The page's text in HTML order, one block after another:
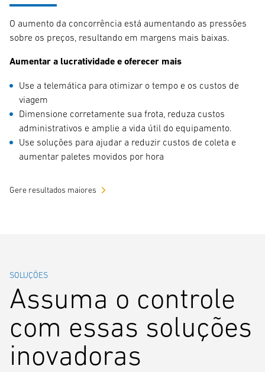
O aumento da concorrência está aumentando as pressões
sobre os preços, resultando em margens mais baixas.
Aumentar a lucratividade e oferecer mais
Use a telemática para otimizar o tempo e os custos de
viagem
Dimensione corretamente sua frota, reduza custos
administrativos e amplie a vida útil do equipamento.
Use soluções para ajudar a reduzir custos de coleta e
aumentar paletes movidos por hora
Gere resultados maiores
SOLUÇÕES
Assuma o controle
com essas soluções
inovadoras